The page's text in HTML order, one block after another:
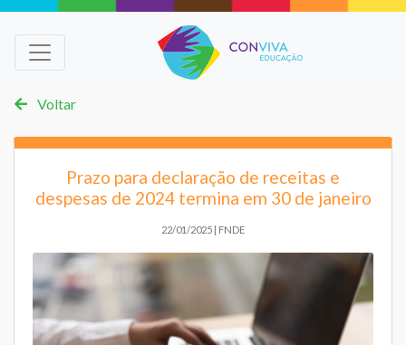
Voltar
Prazo para declaração de receitas e
despesas de 2024 termina em 30 de janeiro
22/01/2025 | FNDE